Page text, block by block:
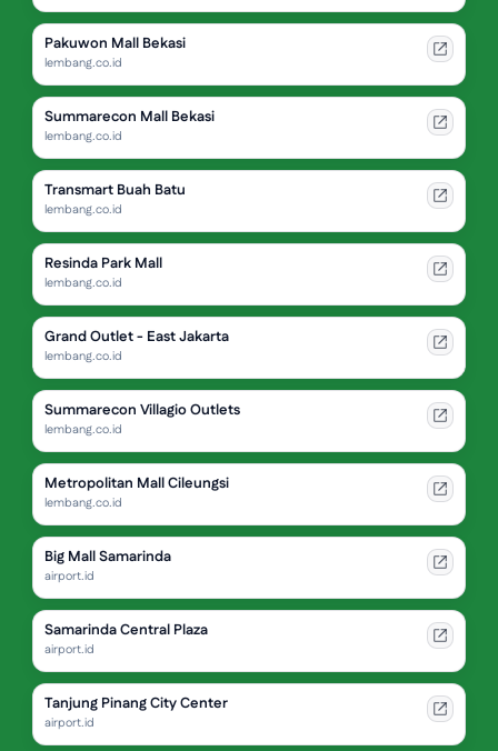
Pakuwon Mall Bekasi
lembang.co.id
Summarecon Mall Bekasi
lembang.co.id
Transmart Buah Batu
lembang.co.id
Resinda Park Mall
lembang.co.id
Grand Outlet - East Jakarta
lembang.co.id
Summarecon Villagio Outlets
lembang.co.id
Metropolitan Mall Cileungsi
lembang.co.id
Big Mall Samarinda
airport.id
Samarinda Central Plaza
airport.id
Tanjung Pinang City Center
airport.id